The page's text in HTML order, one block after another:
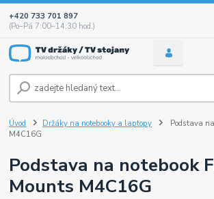
+420 733 701 897
(Po–Pá 7:00–14:30 hod.)
Úvod Držáky na notebooky a laptopy
Podstava
M4C16G
Podstava na notebook
Mounts M4C16G